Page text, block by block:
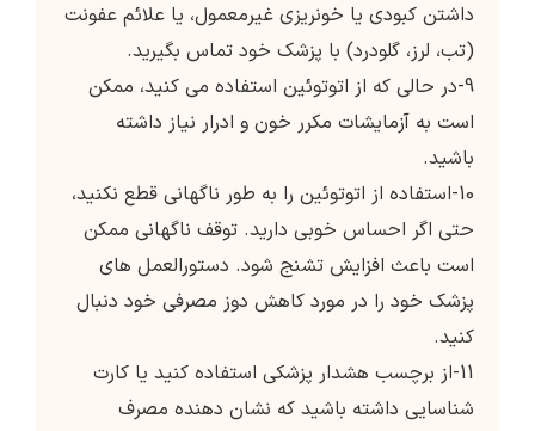
داشتن کبودی یا خونریزی غیرمعمول، یا علائم عفونت
(تب، لرز، گلودرد) با پزشک خود تماس بگیرید.
9-در حالی که از اتوتوئین استفاده می کنید، ممکن
است به آزمایشات مکرر خون و ادرار نیاز داشته
باشید.
10-استفاده از اتوتوئین را به طور ناگهانی قطع نکنید،
حتی اگر احساس خوبی دارید. توقف ناگهانی ممکن
است باعث افزایش تشنج شود. دستورالعمل های
پزشک خود را در مورد کاهش دوز مصرفی خود دنبال
کنید.
11-از برچسب هشدار پزشکی استفاده کنید یا کارت
شناسایی داشته باشید که نشان دهنده مصرف